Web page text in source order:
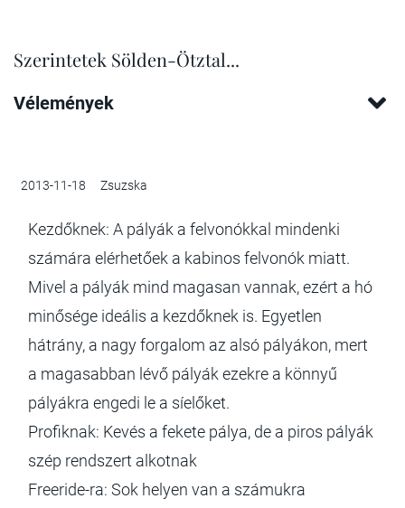
Szerintetek Sölden-Ötztal...
Vélemények
2013-11-18 Zsuzska
Kezdőknek: A pályák a felvonókkal mindenki
számára elérhetőek a kabinos felvonók miatt.
Mivel a pályák mind magasan vannak, ezért a hó
minősége ideális a kezdőknek is. Egyetlen
hátrány, a nagy forgalom az alsó pályákon, mert
a magasabban lévő pályák ezekre a könnyű
pályákra engedi le a síelőket.
Profiknak: Kevés a fekete pálya, de a piros pályák
szép rendszert alkotnak
Freeride-ra: Sok helyen van a számukra